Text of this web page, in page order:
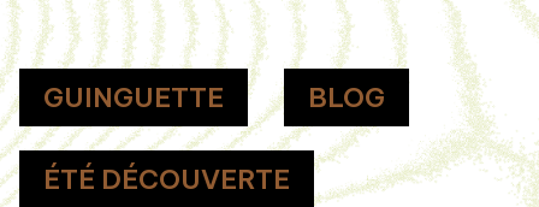
GUINGUETTE BLOG
ÉTÉ DÉCOUVERTE